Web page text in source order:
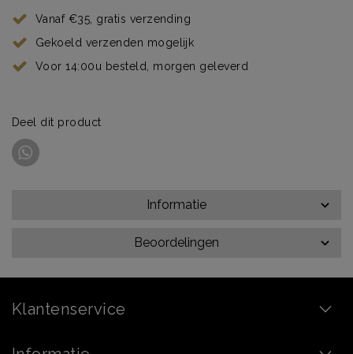
Vanaf €35, gratis verzending
Gekoeld verzenden mogelijk
Voor 14:00u besteld, morgen geleverd
Deel dit product
Informatie
Beoordelingen
Klantenservice